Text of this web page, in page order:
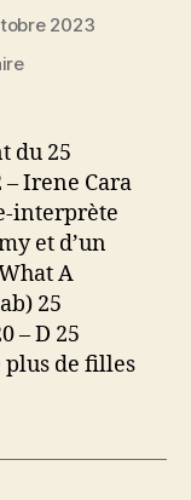
2023
sur
l’Histoire
–
25
novembre
du 25
Irene Cara
interprète
et d’un
A
25
– D 25
plus de filles